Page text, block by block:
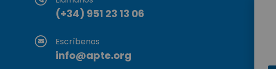
(+34) 951 23 13 06
Escríbenos
info@apte.org